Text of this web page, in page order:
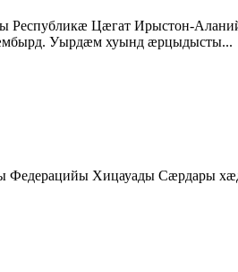
Цæгат Ирыстон-
Уырдæм хуынд æрцыдысты...
Хицауады Сæрдары